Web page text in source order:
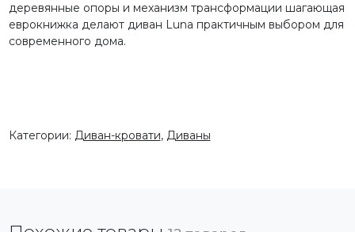
деревянные опоры и механизм трансформации шагающая
еврокнижка делают диван Luna практичным выбором для
современного дома.
Категории: Диван-кровати, Диваны